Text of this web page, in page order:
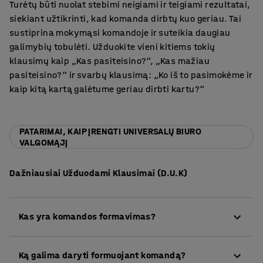
Turėtų būti nuolat stebimi neigiami ir teigiami rezultatai,
siekiant užtikrinti, kad komanda dirbtų kuo geriau. Tai
sustiprina mokymąsi komandoje ir suteikia daugiau
galimybių tobulėti. Užduokite vieni kitiems tokių
klausimų kaip „Kas pasiteisino?“, „Kas mažiau
pasiteisino?“ ir svarbų klausimą: „Ko iš to pasimokėme ir
kaip kitą kartą galėtume geriau dirbti kartu?“
PATARIMAI, KAIP ĮRENGTI UNIVERSALŲ BIURO
VALGOMĄJĮ
Dažniausiai Užduodami Klausimai (D.U.K)
Kas yra komandos formavimas?
grupes, kuriose dirbama siekiant bendrų tikslų. Bet
Ką galima daryti formuojant komandą?